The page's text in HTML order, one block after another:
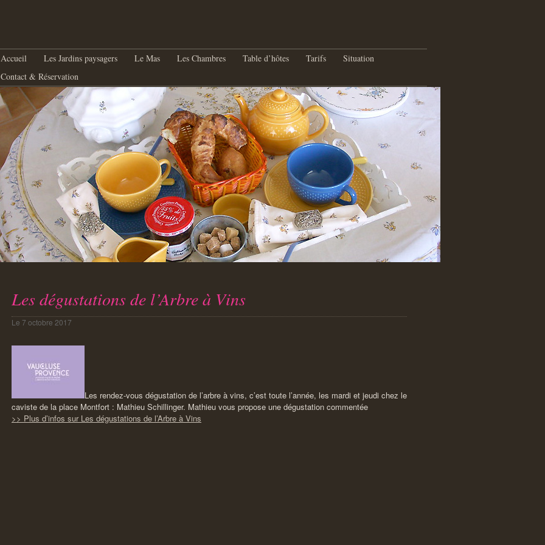
principal
Aller au contenu principal
Aller au contenu secondaire
Accueil Les Jardins paysagers Le Mas Les Chambres Table d’hôtes Tarifs
Situation
Contact & Réservation
Les dégustations de l’Arbre à Vins
Le 7 octobre 2017
Les rendez-vous dégustation de l’arbre à vins, c’est toute l’année, les mardi et jeudi chez le
caviste de la place Montfort : Mathieu Schillinger. Mathieu vous propose une dégustation commentée
>> Plus d’infos sur Les dégustations de l’Arbre à Vins